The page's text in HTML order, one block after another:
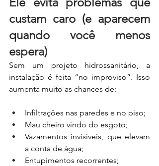
custam caro (e aparecem
quando você menos
espera)
Sem um projeto hidrossanitário, a
instalação é feita “no improviso”. Isso
aumenta muito as chances de:
Infiltrações nas paredes e no piso;
Mau cheiro vindo do esgoto;
Vazamentos invisíveis, que elevam
a conta de água;
Entupimentos recorrentes;